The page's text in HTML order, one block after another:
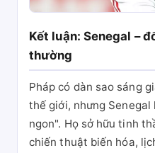
Kết luận: Senegal –
thường
Pháp có dàn sao sáng
thế giới, nhưng Senegal
ngon". Họ sở hữu tinh
chiến thuật biến hóa,